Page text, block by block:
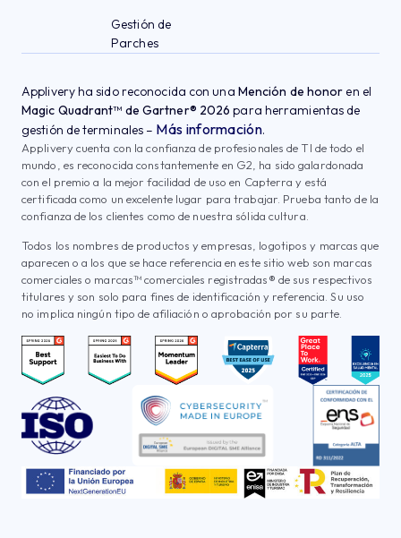
Gestión de
Parches
Applivery ha sido reconocida con una Mención de honor en el
Magic Quadrant™ de Gartner® 2026 para herramientas de
gestión de terminales – Más información.
Applivery cuenta con la confianza de profesionales de TI de todo el
mundo, es reconocida constantemente en G2, ha sido galardonada
con el premio a la mejor facilidad de uso en Capterra y está
certificada como un excelente lugar para trabajar. Prueba tanto de la
confianza de los clientes como de nuestra sólida cultura.
Todos los nombres de productos y empresas, logotipos y marcas que
aparecen o a los que se hace referencia en este sitio web son marcas
comerciales o marcas™ comerciales registradas® de sus respectivos
titulares y son solo para fines de identificación y referencia. Su uso
no implica ningún tipo de afiliación o aprobación por su parte.